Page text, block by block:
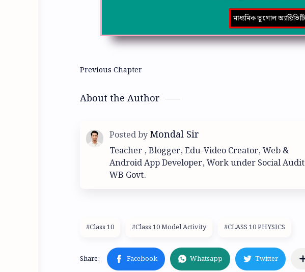
About the Author
Teacher , Blogger, Edu-Video Creator, Web &
Android App Developer, Work under Social Audit
WB Govt.
#Class 10 #Class 10 Model Activity #CLASS 10 PHYSICS